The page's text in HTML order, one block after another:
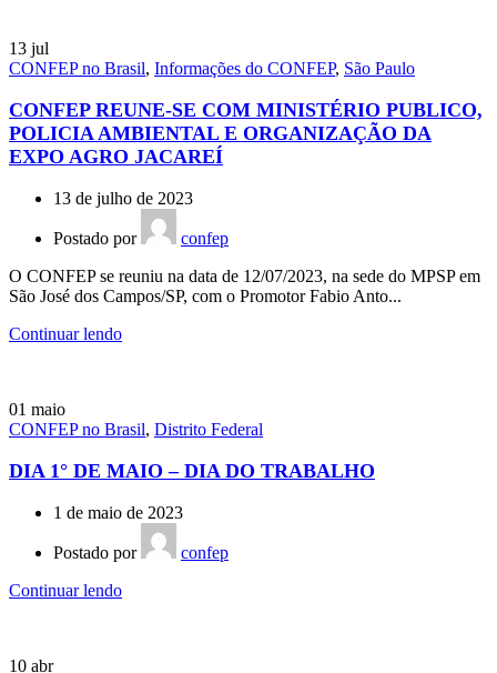
13 jul
CONFEP no Brasil, Informações do CONFEP, São Paulo
CONFEP REUNE-SE COM MINISTÉRIO PUBLICO,
POLICIA AMBIENTAL E ORGANIZAÇÃO DA
EXPO AGRO JACAREÍ
13 de julho de 2023
Postado por
confep
O CONFEP se reuniu na data de 12/07/2023, na sede do MPSP em
São José dos Campos/SP, com o Promotor Fabio Anto...
Continuar lendo
01 maio
CONFEP no Brasil, Distrito Federal
DIA 1° DE MAIO – DIA DO TRABALHO
1 de maio de 2023
Postado por
confep
Continuar lendo
10 abr